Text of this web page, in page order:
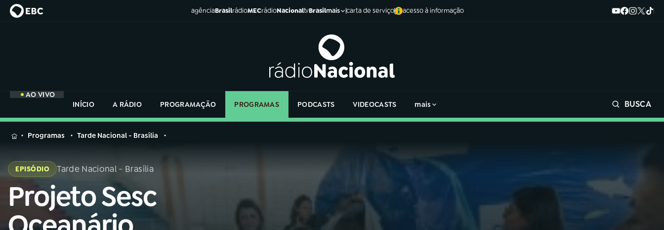
agênciaBrasilrádioMECrádioNacionaltvBrasilmais carta de serviço acesso à informação
AO VIVO
INÍCIO
A RÁDIO PROGRAMAÇÃO PROGRAMAS PODCASTS VIDEOCASTS mais BUSCA
MENU
Buscar
na
Rádio
Nacional
AO VIVO
na
Rádio
Nacional
Programas Tarde Nacional - Brasília
EPISÓDIO Tarde Nacional - Brasília
Projeto Sesc